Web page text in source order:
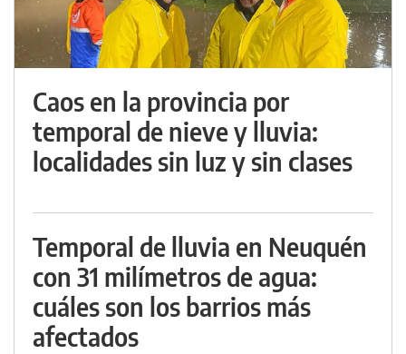
Caos en la provincia por
temporal de nieve y lluvia:
localidades sin luz y sin clases
Temporal de lluvia en Neuquén
con 31 milímetros de agua:
cuáles son los barrios más
afectados